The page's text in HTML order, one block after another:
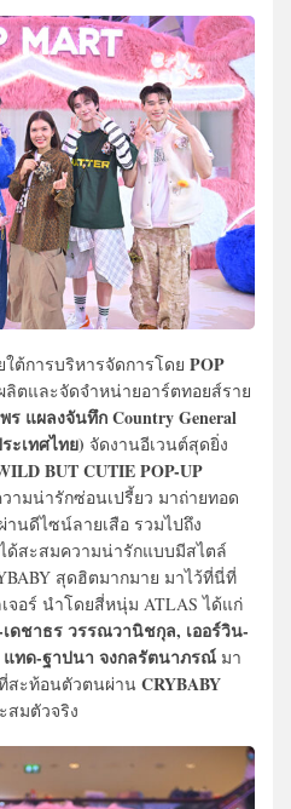
ใต้การบริหารจัดการโดย POP
ลิตและจัดจำหน่ายอาร์ตทอยส์ราย
แผลงจันทึก Country General
ะเทศไทย) จัดงานอีเวนต์สุดยิ่ง
BUT CUTIE POP-UP
ามน่ารักซ่อนเปรี้ยว มาถ่ายทอด
านดีไซน์ลายเสือ รวมไปถึง
ได้สะสมความน่ารักแบบมีสไตล์
สุดฮิตมากมาย มาไว้ที่นี่ที่
จอร์ นำโดยสี่หนุ่ม ATLAS ได้แก่
ดชาธร วรรณวานิชกุล, เออร์วิน-
ทด-ฐาปนา จงกลรัตนาภรณ์ มา
สะท้อนตัวตนผ่าน CRYBABY
มตัวจริง